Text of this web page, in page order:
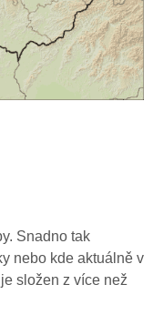
Snadno tak
nebo kde aktuálně v
složen z více než